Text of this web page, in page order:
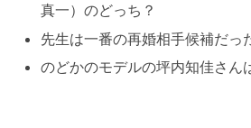
真一）のどっち？
先生は一番の再婚相手候補だっ
のどかのモデルの坪内知佳さん